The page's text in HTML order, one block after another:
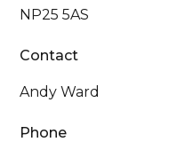
NP25 5AS
Contact
Andy Ward
Phone